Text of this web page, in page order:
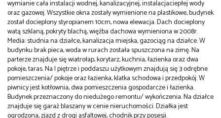
wymianie cała instalacji wodnej, kanalizacyjnej, instalacjaciepłej wody
oraz gazowej. Wszystkie okna zostały wymienione na plastikowe, budynek
został docieplony styropianem 10cm, nowa elewacja. Dach docieplony
watą szklaną, pokryty blachą, więźba dachowa wymieniona w 2008r.
Media: studnia na działce, kanalizacja miejska, gazociąg na działce. W
budynku brak pieca, woda w rurach została spuszczona na zimę. Na
parterze znajduje się wiatrołap, korytarz, kuchnia, łazienka oraz dwa
pokoje, taras. Na I piętrze i poddaszu użytkowym znajdują się 3 odrębne
pomieszczenia/ pokoje oraz łazienka, klatka schodowa i przedpokój. W
piwnicy jest kotłownia, dwa pomieszczenia gospodarcze i łazienka.
Budynek przeznaczony do niedużego remontu/ wykończenia. Na działce
znajduje się garaż blaszany w cenie nieruchomości. Działka jest